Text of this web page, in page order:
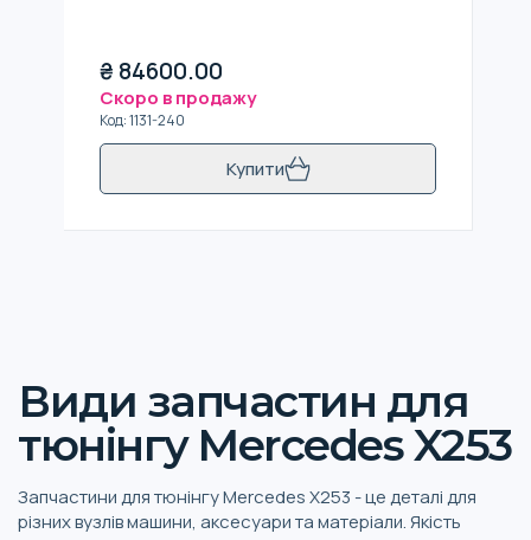
₴ 84600.00
Скоро в продажу
Код:1131-240
Купити
Види запчастин для
тюнінгу Mercedes X253
Запчастини для тюнінгу Mercedes X253 - це деталі для
різних вузлів машини, аксесуари та матеріали. Якість